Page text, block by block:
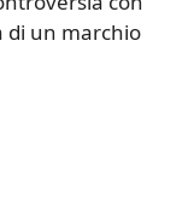
di un marchio